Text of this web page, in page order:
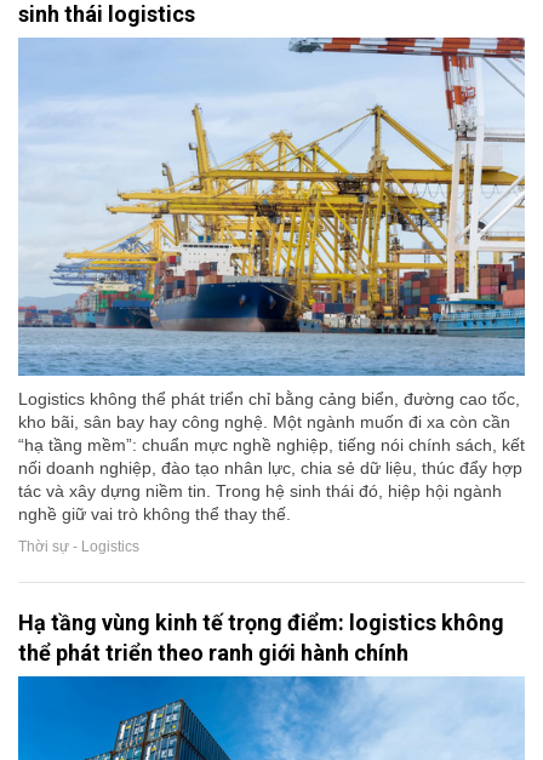
sinh thái logistics
Logistics không thể phát triển chỉ bằng cảng biển, đường cao tốc,
kho bãi, sân bay hay công nghệ. Một ngành muốn đi xa còn cần
“hạ tầng mềm”: chuẩn mực nghề nghiệp, tiếng nói chính sách, kết
nối doanh nghiệp, đào tạo nhân lực, chia sẻ dữ liệu, thúc đẩy hợp
tác và xây dựng niềm tin. Trong hệ sinh thái đó, hiệp hội ngành
nghề giữ vai trò không thể thay thế.
Thời sự - Logistics
Hạ tầng vùng kinh tế trọng điểm: logistics không
thể phát triển theo ranh giới hành chính